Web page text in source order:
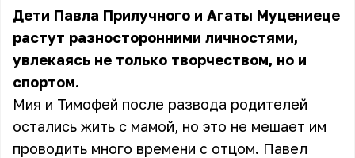
Дети Павла Прилучного и Агаты Муцениеце
растут разносторонними личностями,
увлекаясь не только творчеством, но и
спортом.
Мия и Тимофей после развода родителей
остались жить с мамой, но это не мешает им
проводить много времени с отцом. Павел